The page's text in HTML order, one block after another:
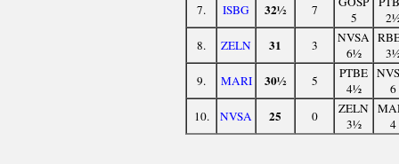
7.
ISBG 32½ 7
5
8.
ZELN 31 3
NVSA
6½
9.
MARI 30½ 5
PTBE
4½
6
10.
NVSA 25 0
ZELN
3½
4